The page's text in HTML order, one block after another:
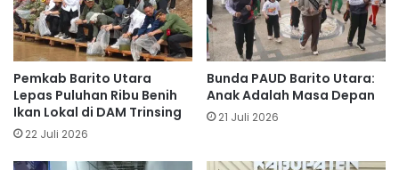
Pemkab Barito Utara
Lepas Puluhan Ribu Benih
Ikan Lokal di DAM Trinsing
22 Juli 2026
Bunda PAUD Barito Utara:
Anak Adalah Masa Depan
21 Juli 2026